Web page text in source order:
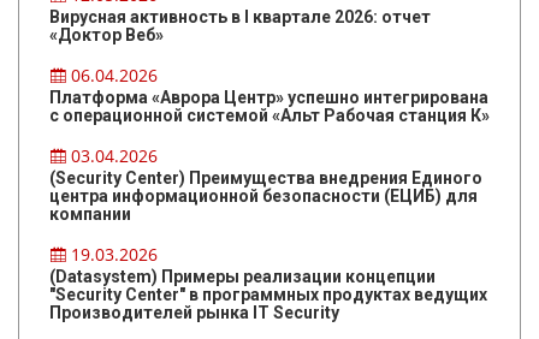
Вирусная активность в I квартале 2026: отчет
«Доктор Веб»
06.04.2026
Платформа «Аврора Центр» успешно интегрирована
с операционной системой «Альт Рабочая станция К»
03.04.2026
(Security Center) Преимущества внедрения Единого
центра информационной безопасности (ЕЦИБ) для
компании
19.03.2026
(Datasystem) Примеры реализации концепции
"Security Center" в программных продуктах ведущих
Производителей рынка IT Security